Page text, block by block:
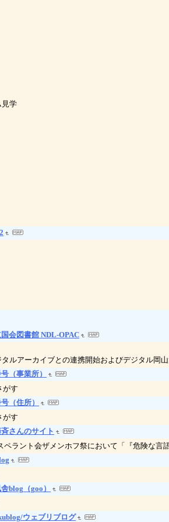
見学
国会図書館 NDL-OPAC
ルアーカイブとの連携開始およびデジタル岡
（事業所）
がす
（住所）
がす
斉さんのサイト
ペラント会ザメンホフ祭において「『危険な
舎blog（goo）
ウェブリブログ